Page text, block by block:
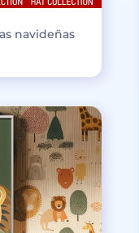
navideñas